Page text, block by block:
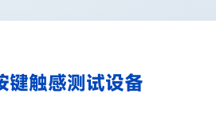
键触感测试设备